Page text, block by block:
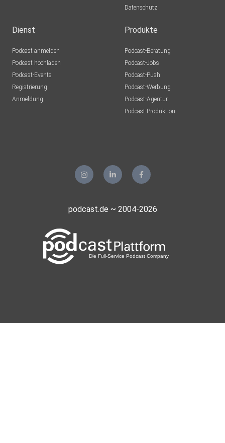
Datenschutz
Dienst
Podcast anmelden
Podcast hochladen
Podcast-Events
Registrierung
Anmeldung
Produkte
Podcast-Beratung
Podcast-Jobs
Podcast-Push
Podcast-Werbung
Podcast-Agentur
Podcast-Produktion
podcast.de ~ 2004-2026